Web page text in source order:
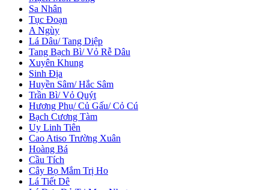
Sa Nhân
Tục Đoạn
A Ngùy
Lá Dâu/ Tang Diệp
Tang Bạch Bì/ Vỏ Rễ Dâu
Xuyên Khung
Sinh Địa
Huyền Sâm/ Hắc Sâm
Trần Bì/ Vỏ Quýt
Hương Phụ/ Củ Gấu/ Cỏ Cú
Bạch Cương Tàm
Uy Linh Tiên
Cao Atiso Trường Xuân
Hoàng Bá
Cầu Tích
Cây Bọ Mắm Trị Ho
Lá Tiết Dê